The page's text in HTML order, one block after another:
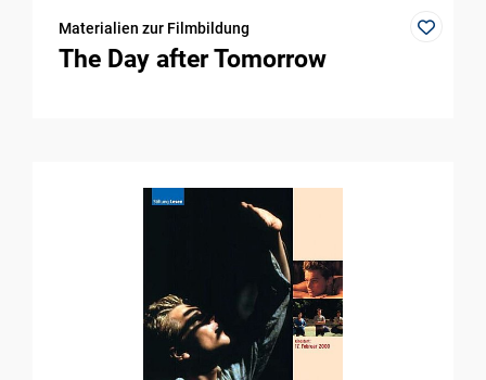
Materialien zur Filmbildung
The Day after Tomorrow